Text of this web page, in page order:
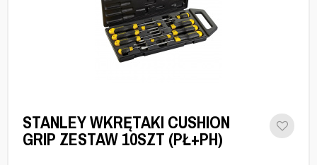
STANLEY WKRĘTAKI CUSHION
GRIP ZESTAW 10SZT (PŁ+PH)